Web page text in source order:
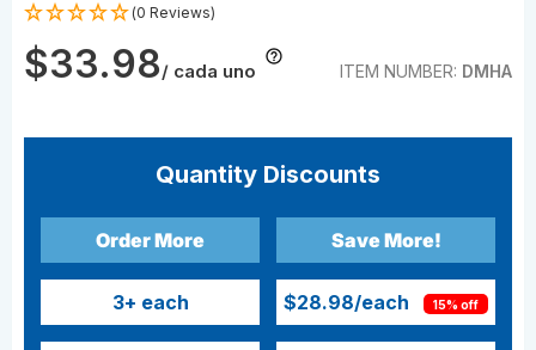
(0 Reviews)
$33.98/ cada uno ITEM NUMBER: DMHA
Quantity Discounts
Order More
3+ each
Save More!
$28.98/each 15% off